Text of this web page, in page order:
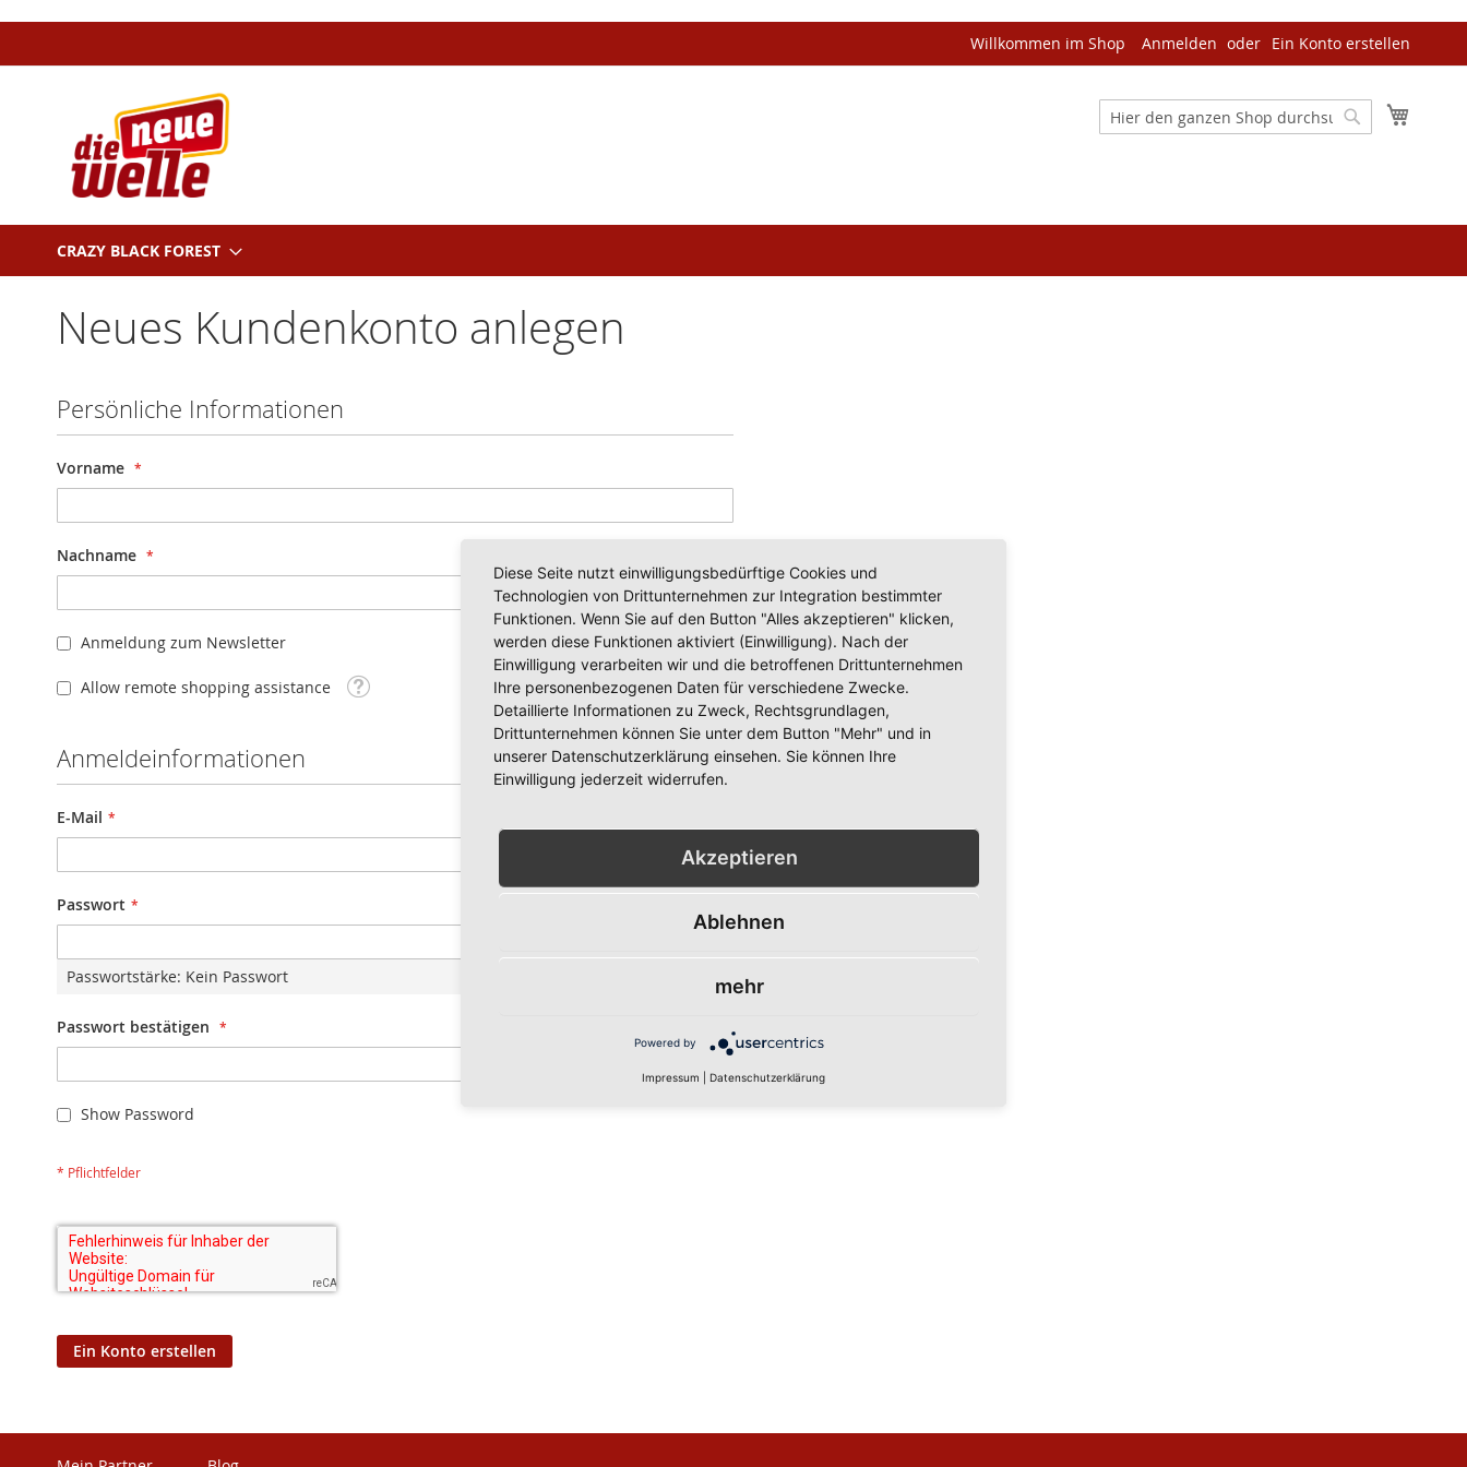
zum
Willkommen im Shop Anmelden Ein Konto erstellen
Suche
CRAZY BLACK FOREST
Neues Kundenkonto anlegen
Persönliche Informationen
Vorname
Nachname
Anmeldung zum Newsletter
Allow remote shopping assistance Tooltip
Anmeldeinformationen
E-Mail
Passwort
Passwortstärke: Kein Passwort
Passwort bestätigen
Show Password
Ein Konto erstellen
Diese Seite nutzt einwilligungsbedürftige Cookies und
Technologien von Drittunternehmen zur Integration bestimmter
Funktionen. Wenn Sie auf den Button "Alles akzeptieren" klicken,
werden diese Funktionen aktiviert (Einwilligung). Nach der
Einwilligung verarbeiten wir und die betroffenen Drittunternehmen
Ihre personenbezogenen Daten für verschiedene Zwecke.
Detaillierte Informationen zu Zweck, Rechtsgrundlagen,
Drittunternehmen können Sie unter dem Button "Mehr" und in
unserer Datenschutzerklärung einsehen. Sie können Ihre
Einwilligung jederzeit widerrufen.
Akzeptieren
Ablehnen
mehr
Powered by
Impressum Datenschutzerklärung